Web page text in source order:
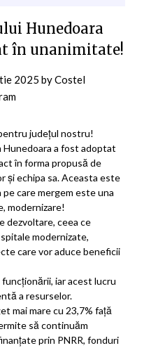
Hunedoara
în unanimitate!
2025 byCostel
județul nostru!
Hunedoara a fost adoptat
în forma propusă de
și echipa sa. Aceasta este
care mergem este una
modernizare!
dezvoltare, ceea ce
modernizate,
care vor aduce beneficii
iar acest lucru
a resurselor.
mai mare cu 23,7% față
să continuăm
prin PNRR, fonduri